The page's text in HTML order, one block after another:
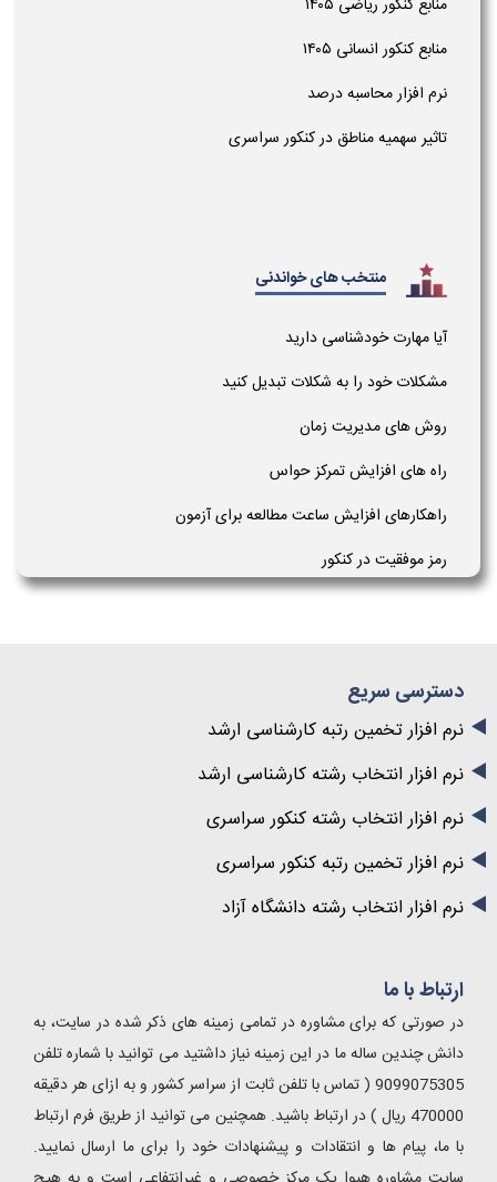
منابع کنکور ریاضی ۱۴۰۵
منابع کنکور انسانی ۱۴۰۵
نرم افزار محاسبه درصد
تاثیر سهمیه مناطق در کنکور سراسری
منتخب های خواندنی
آیا مهارت خودشناسی دارید
مشکلات خود را به شکلات تبدیل کنید
روش های مدیریت زمان
راه های افزایش تمرکز حواس
راهکارهای افزایش ساعت مطالعه برای آزمون
رمز موفقیت در کنکور
دسترسی سریع
نرم افزار تخمین رتبه کارشناسی ارشد
نرم افزار انتخاب رشته کارشناسی ارشد
نرم افزار انتخاب رشته کنکور سراسری
نرم افزار تخمین رتبه کنکور سراسری
نرم افزار انتخاب رشته دانشگاه آزاد
ارتباط با ما
در صورتی که برای مشاوره در تمامی زمینه های ذکر شده در سایت، به
دانش چندین ساله ما در این زمینه نیاز داشتید می توانید با شماره تلفن
9099075305 ( تماس با تلفن ثابت از سراسر کشور و به ازای هر دقیقه
470000 ریال ) در ارتباط باشید. همچنین می توانید از طریق فرم ارتباط
با ما، پیام ها و انتقادات و پیشنهادات خود را برای ما ارسال نمایید.